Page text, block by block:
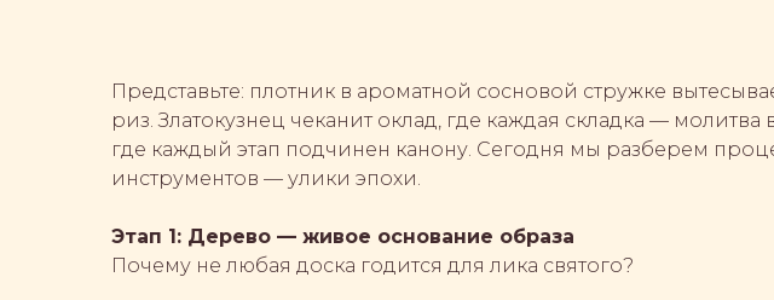
Представьте: плотник в ароматной сосновой стружке
риз. Златокузнец чеканит оклад, где каждая складка —
где каждый этап подчинен канону. Сегодня мы разберем
инструментов — улики эпохи.
Этап 1: Дерево — живое основание образа
Почему не любая доска годится для лика святого?